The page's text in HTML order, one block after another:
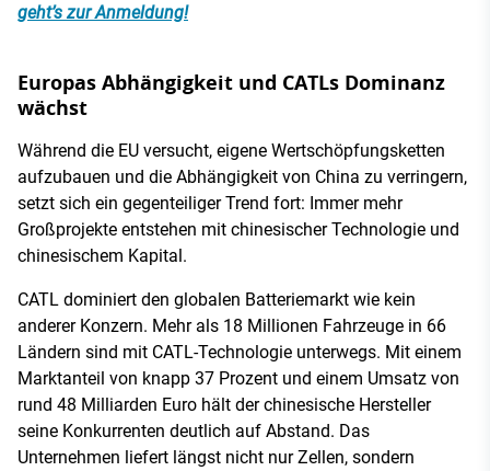
geht’s zur Anmeldung!
Europas Abhängigkeit und CATLs Dominanz
wächst
Während die EU versucht, eigene Wertschöpfungsketten
aufzubauen und die Abhängigkeit von China zu verringern,
setzt sich ein gegenteiliger Trend fort: Immer mehr
Großprojekte entstehen mit chinesischer Technologie und
chinesischem Kapital.
CATL dominiert den globalen Batteriemarkt wie kein
anderer Konzern. Mehr als 18 Millionen Fahrzeuge in 66
Ländern sind mit CATL-Technologie unterwegs. Mit einem
Marktanteil von knapp 37 Prozent und einem Umsatz von
rund 48 Milliarden Euro hält der chinesische Hersteller
seine Konkurrenten deutlich auf Abstand. Das
Unternehmen liefert längst nicht nur Zellen, sondern